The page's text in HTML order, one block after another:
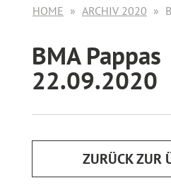
HOME ARCHIV 2020
BMA Pappas
22.09.2020
ZURÜCK ZUR